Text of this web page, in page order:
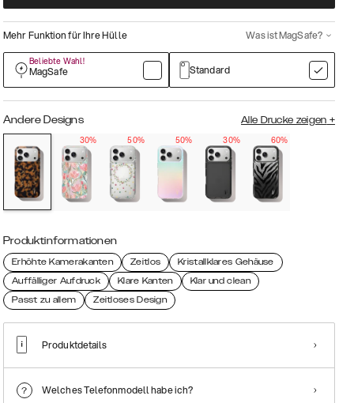
Mehr Funktion für Ihre Hülle Was ist MagSafe?
Beliebte Wahl!
MagSafe Standard
Andere Designs Alle Drucke zeigen +
30%
50% 50% 30% 60%
Produktinformationen
Erhöhte Kamerakanten Zeitlos
Kristallklares Gehäuse
Auffälliger Aufdruck
Klare Kanten
Klar und clean
Passt zu allem
Zeitloses Design
Produktdetails
Welches Telefonmodell habe ich?